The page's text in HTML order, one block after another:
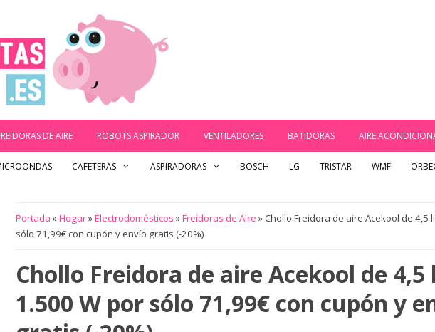
DE AIRE ROBOTS ASPIRADOR VENTILADORES BATIDORAS AIRE
CAFETERAS ASPIRADORAS BOSCH LG TRISTAR WMF
Portada »Hogar»Electrodomésticos »Freidoras de Aire » Chollo Freidora de aire Acekool de 4,5
sólo 71,99€ con cupón y envío gratis (-20%)
Chollo Freidora de aire Acekool de
1.500 W por sólo 71,99€ con cupón y